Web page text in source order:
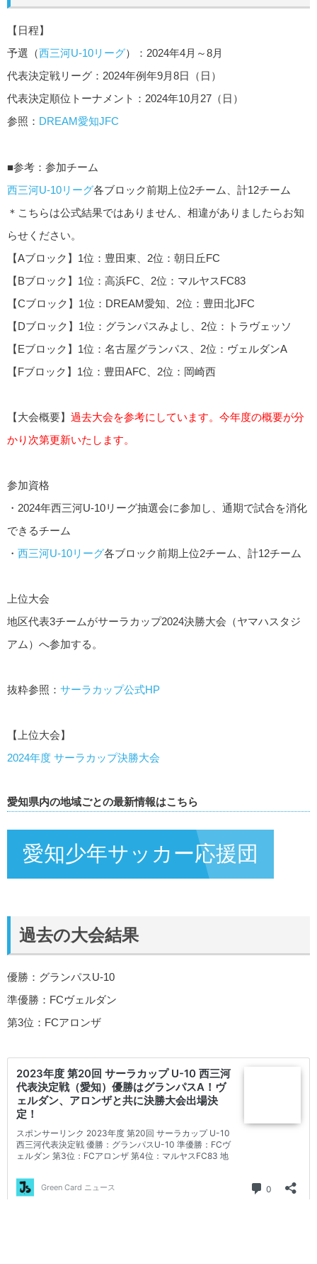
【日程】
予選（西三河U-10リーグ）：2024年4月～8月
代表決定戦リーグ：2024年例年9月8日（日）
代表決定順位トーナメント：2024年10月27（日）
参照： DREAM愛知JFC
■参考：参加チーム
西三河U-10リーグ各ブロック前期上位2チーム、計12チーム
＊こちらは公式結果ではありません、相違がありましたらお知
らせください。
【Aブロック】1位：豊田東、2位：朝日丘FC
【Bブロック】1位：高浜FC、2位：マルヤスFC83
【Cブロック】1位：DREAM愛知、2位：豊田北JFC
【Dブロック】1位：グランパスみよし、2位：トラヴェッソ
【Eブロック】1位：名古屋グランパス、2位：ヴェルダンA
【Fブロック】1位：豊田AFC、2位：岡崎西
【大会概要】 過去大会を参考にしています。今年度の概要が分
かり次第更新いたします。
参加資格
・2024年西三河U-10リーグ抽選会に参加し、通期で試合を消化
できるチーム
・ 西三河U-10リーグ各ブロック前期上位2チーム、計12チーム
上位大会
地区代表3チームがサーラカップ2024決勝大会（ヤマハスタジ
アム）へ参加する。
抜粋参照： サーラカップ公式HP
【上位大会】
2024年度 サーラカップ決勝大会
愛知県内の地域ごとの最新情報はこちら
愛知少年サッカー応援団
過去の大会結果
優勝：グランパスU-10
準優勝：FCヴェルダン
第3位：FCアロンザ